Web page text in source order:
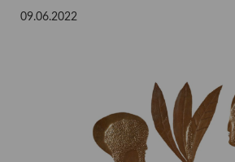
09.06.2022